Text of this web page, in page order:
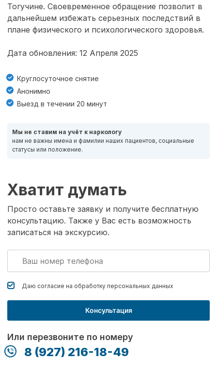
Тогучине. Своевременное обращение позволит в
дальнейшем избежать серьезных последствий в
плане физического и психологического здоровья.
Дата обновления: 12 Апреля 2025
Круглосуточное снятие
Анонимно
Выезд в течении 20 минут
Мы не ставим на учёт к наркологу
нам не важны имена и фамилии наших пациентов, социальные
статусы или положение.
Хватит думать
Просто оставьте заявку и получите бесплатную
консультацию. Также у Вас есть возможность
записаться на экскурсию.
Даю согласие на обработку персональных данных
Консультация
Или перезвоните по номеру
8 (927) 216-18-49